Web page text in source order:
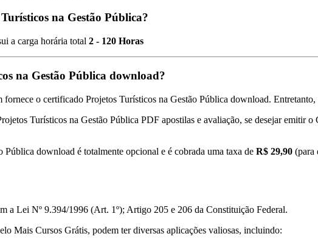
na Gestão Pública?
a carga horária total 2 - 120 Horas
na Gestão Pública download?
o certificado Projetos Turísticos na Gestão Pública download.
Turísticos na Gestão Pública PDF apostilas e avaliação, se desejar emitir
download é totalmente opcional e é cobrada uma taxa de R$ 29,90 (para
a Lei Nº 9.394/1996 (Art. 1º); Artigo 205 e 206 da Constituição Federal.
Mais Cursos Grátis, podem ter diversas aplicações valiosas, incluindo: